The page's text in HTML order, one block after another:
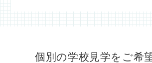
個別の学校見学をご希